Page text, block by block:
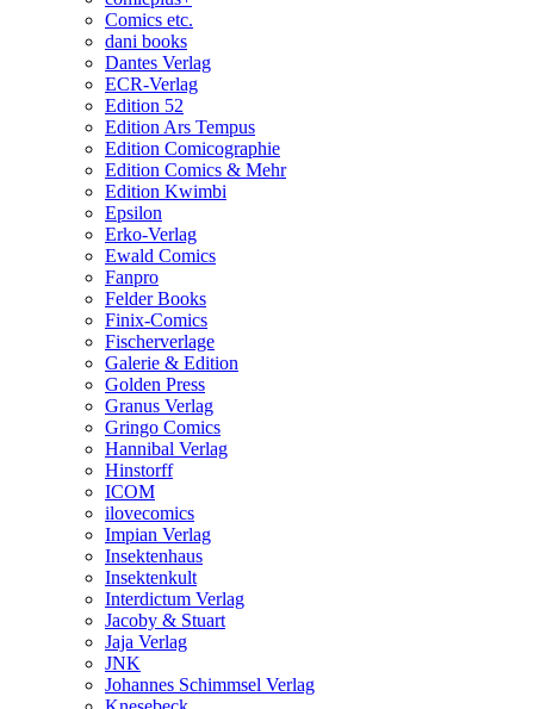
Comics etc.
dani books
Dantes Verlag
ECR-Verlag
Edition 52
Edition Ars Tempus
Edition Comicographie
Edition Comics & Mehr
Edition Kwimbi
Epsilon
Erko-Verlag
Ewald Comics
Fanpro
Felder Books
Finix-Comics
Fischerverlage
Galerie & Edition
Golden Press
Granus Verlag
Gringo Comics
Hannibal Verlag
Hinstorff
ICOM
ilovecomics
Impian Verlag
Insektenhaus
Insektenkult
Interdictum Verlag
Jacoby & Stuart
Jaja Verlag
JNK
Johannes Schimmsel Verlag